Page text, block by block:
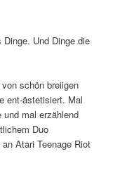
Und Dinge die
schön breiigen
ent-ästetisiert. Mal
mal erzählend
Duo
Atari Teenage Riot